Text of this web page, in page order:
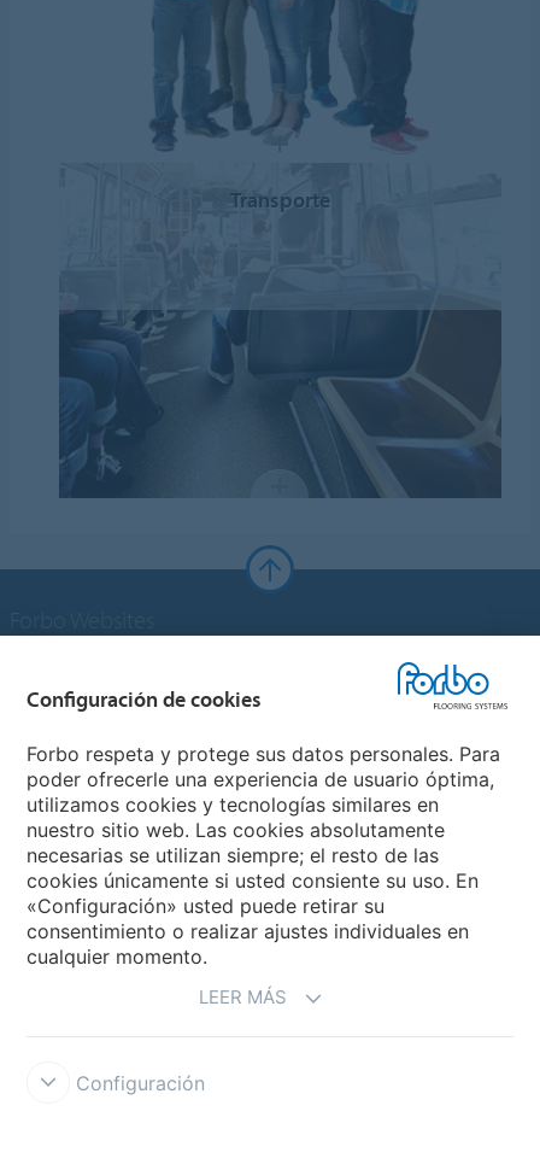
Transporte
Forbo Flooring Systems
Forbo Movement Systems
Selecciona un país
Configuración de cookies
Forbo respeta y protege sus datos personales. Para
poder ofrecerle una experiencia de usuario óptima,
utilizamos cookies y tecnologías similares en
nuestro sitio web. Las cookies absolutamente
necesarias se utilizan siempre; el resto de las
cookies únicamente si usted consiente su uso. En
«Configuración» usted puede retirar su
consentimiento o realizar ajustes individuales en
cualquier momento.
LEER MÁS
Configuración